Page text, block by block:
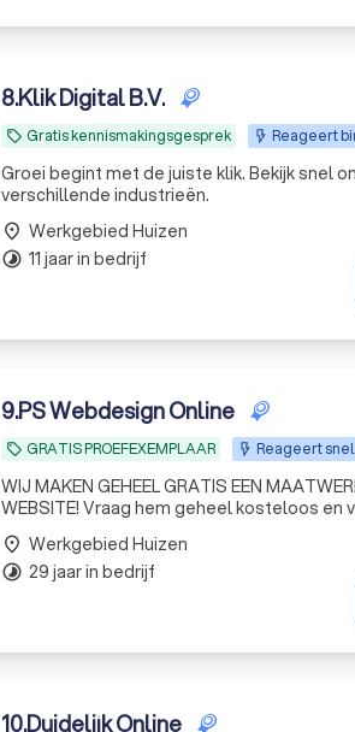
8.Klik Digital B.V.
local_offer Gratis kennismakingsgesprek Reageert
Groei begint met de juiste klik. Bekijk snel
verschillende industrieën.
place Werkgebied Huizen
timelapse 11 jaar in bedrijf
9.PS Webdesign Online
local_offer GRATIS PROEFEXEMPLAAR Reageert snel
WIJ MAKEN GEHEEL GRATIS EEN
WEBSITE! Vraag hem geheel kosteloos en
gratis website demo. Ondernemers die
ze krijgen voordat zij
place Werkgebied Huizen
timelapse 29 jaar in bedrijf
10.Duidelijk Online